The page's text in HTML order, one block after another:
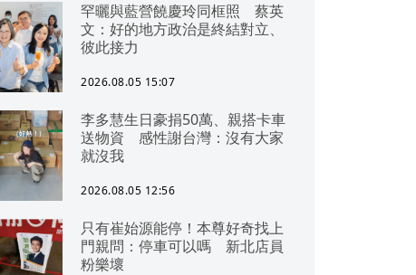
罕曬與藍營饒慶玲同框照 蔡英
文：好的地方政治是終結對立、
彼此接力
2026.08.05 15:07
李多慧生日豪捐50萬、親搭卡車
送物資 感性謝台灣：沒有大家
就沒我
2026.08.05 12:56
只有崔始源能停！本尊好奇找上
門親問：停車可以嗎 新北店員
粉樂壞